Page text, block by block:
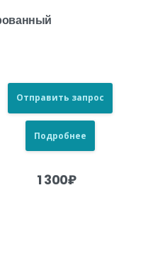
Отправить запрос
Подробнее
1 300₽